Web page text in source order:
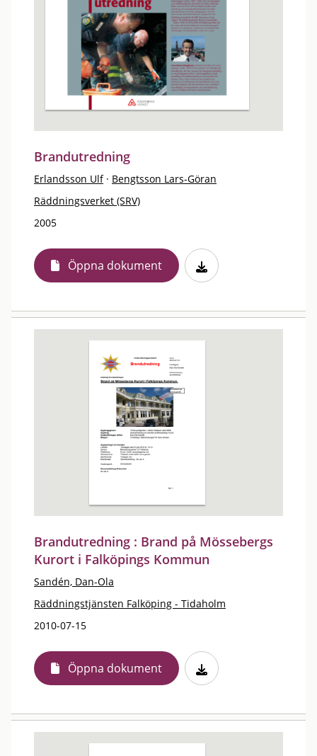
Brandutredning
Erlandsson Ulf · Bengtsson Lars-Göran
Räddningsverket (SRV)
2005
Öppna dokument
Brandutredning : Brand på Mössebergs
Kurort i Falköpings Kommun
Sandén, Dan-Ola
Räddningstjänsten Falköping - Tidaholm
2010-07-15
Öppna dokument